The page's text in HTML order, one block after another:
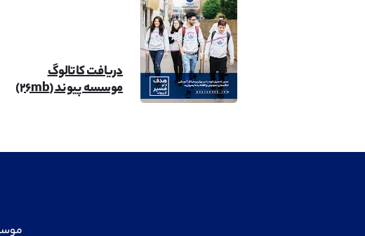
دریافت کاتالوگ
موسسه پیوند (۲۶mb)